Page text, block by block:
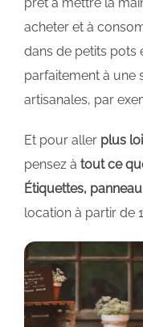
acheter et à
dans de petits pots
parfaitement à une
artisanales, par
Et pour aller plus
pensez à tout ce
Étiquettes,
location à partir de